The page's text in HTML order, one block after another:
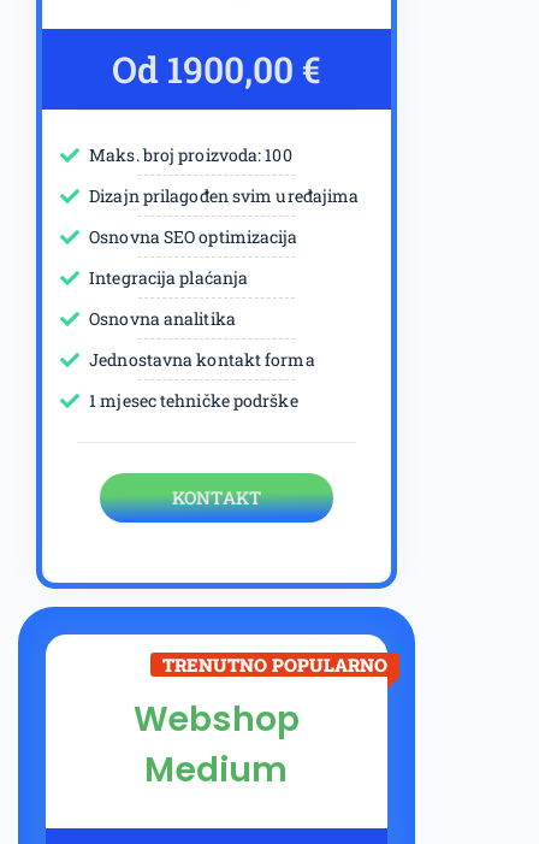
Od 1900,00 €
Maks. broj proizvoda: 100
Dizajn prilagođen svim uređajima
Osnovna SEO optimizacija
Integracija plaćanja
Osnovna analitika
Jednostavna kontakt forma
1 mjesec tehničke podrške
KONTAKT
Webshop
Medium
TRENUTNO POPULARNO